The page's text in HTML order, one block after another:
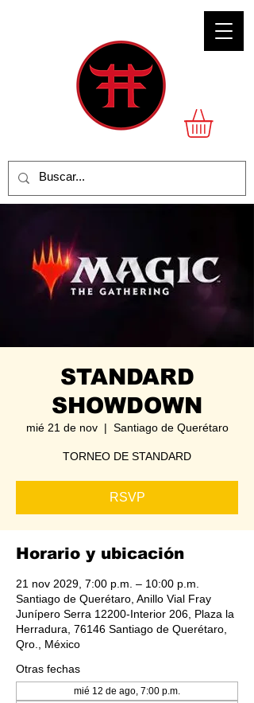
STANDARD
SHOWDOWN
mié 21 de nov
  |
Santiago de Querétaro
TORNEO DE STANDARD
RSVP
Horario y ubicación
21 nov 2029, 7:00 p.m. – 10:00 p.m.
Santiago de Querétaro, Anillo Vial Fray
Junípero Serra 12200-Interior 206, Plaza la
Herradura, 76146 Santiago de Querétaro,
Qro., México
Otras fechas
mié 12 de ago, 7:00 p.m.